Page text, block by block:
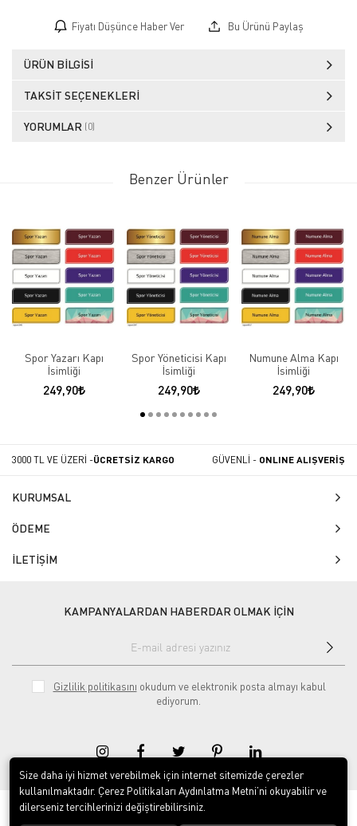
Fiyatı Düşünce Haber Ver Bu Ürünü Paylaş
ÜRÜN BILGISI
TAKSIT SEÇENEKLERI
YORUMLAR (0)
Benzer Ürünler
Spor Yazarı Kapı
İsimliği
249,90
Spor Yöneticisi Kapı
İsimliği
249,90
Numune Alma Kapı
İsimliği
249,90
3000 TL VE ÜZERİ -ÜCRETSİZ KARGO GÜVENLİ - ONLINE ALIŞVERİŞ
KURUMSAL
ÖDEME
İLETİŞİM
KAMPANYALARDAN HABERDAR OLMAK İÇİN
Gizlilik politikasını okudum ve elektronik posta almayı kabul
ediyorum.
© 2020Isg Tabelam. Tüm hakları saklıdır.
Size daha iyi hizmet verebilmek için internet sitemizde çerezler
kullanılmaktadır. Çerez Politikaları Aydınlatma Metni’ni okuyabilir ve
dilerseniz tercihlerinizi değiştirebilirsiniz.